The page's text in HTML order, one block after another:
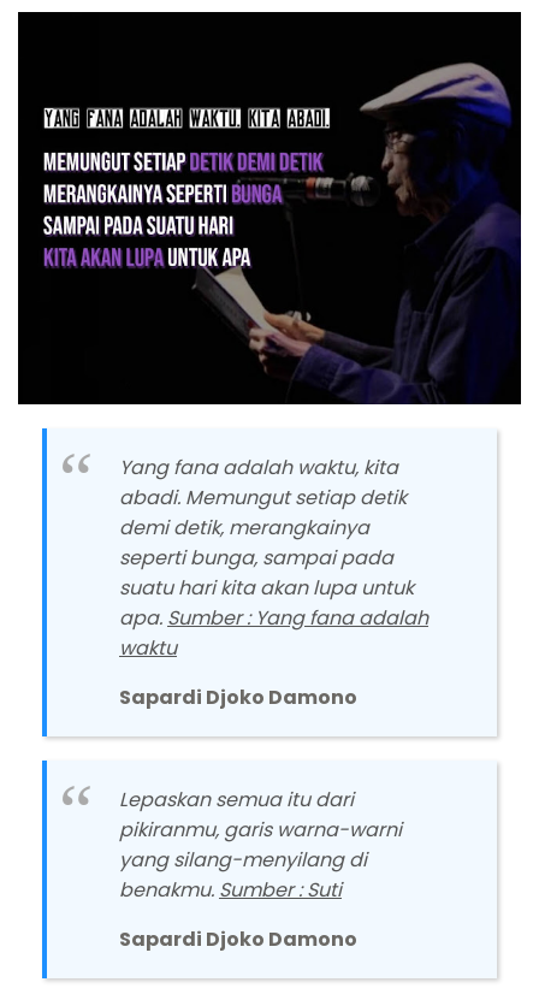
Yang fana adalah waktu, kita
abadi. Memungut setiap detik
demi detik, merangkainya
seperti bunga, sampai pada
suatu hari kita akan lupa untuk
apa. Sumber : Yang fana adalah
waktu
Sapardi Djoko Damono
Lepaskan semua itu dari
pikiranmu, garis warna-warni
yang silang-menyilang di
benakmu. Sumber : Suti
Sapardi Djoko Damono